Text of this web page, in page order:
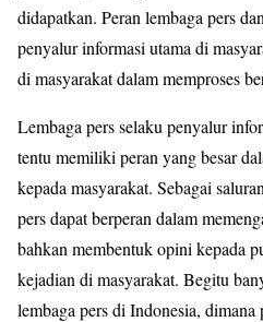
didapatkan. Peran lembaga pers
penyalur informasi utama di
di masyarakat dalam memproses
Lembaga pers selaku penyalur
tentu memiliki peran yang besar
kepada masyarakat. Sebagai
pers dapat berperan dalam
bahkan membentuk opini kepada
kejadian di masyarakat. Begitu
lembaga pers di Indonesia, dimana